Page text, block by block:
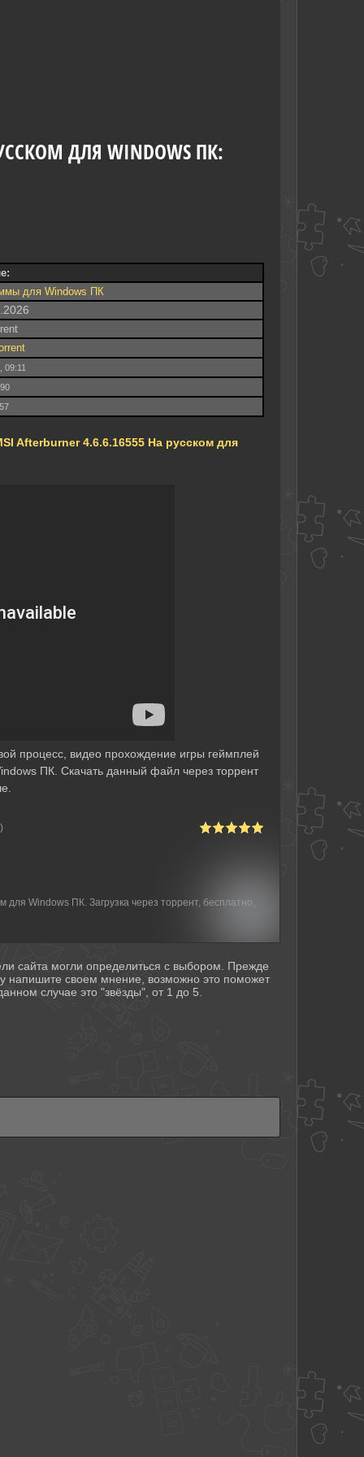
ДЛЯ WINDOWS ПК:
для Windows ПК
09:11
Afterburner 4.6.6.16555 На русском для
процесс, видео прохождение игры геймплей
ПК. Скачать данный файл через торрент
Windows ПК. Загрузка через торрент, бесплатно,
сайта могли определиться с выбором. Прежде
напишите своем мнение, возможно это поможет
случае это "звёзды", от 1 до 5.